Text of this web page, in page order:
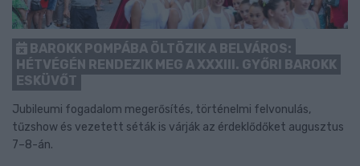
BAROKK POMPÁBA ÖLTÖZIK A BELVÁROS:
HÉTVÉGÉN RENDEZIK MEG A XXXIII. GYŐRI BAROKK
ESKÜVŐT
Jubileumi fogadalom megerősítés, történelmi felvonulás,
tűzshow és vezetett séták is várják az érdeklődőket augusztus
7–8-án.